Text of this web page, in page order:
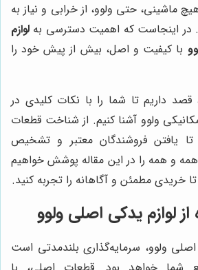
ماشینی، حتی ولوو، از خرابی و نیاز به
اینجاست که اهمیت دسترسی به لوازم
با کیفیت و اصل، بیش از پیش خود را
قصد داریم تا شما را با نکات کلیدی در
ولوو آشنا کنیم. از شناخت قطعات
یافتن فروشندگان معتبر و تشخیص
و همه را در این مقاله پوشش خواهیم
خریدی مطمئن و آگاهانه را تجربه کنید.
لوازم یدکی اصلی ولوو
اصلی ولوو، سرمایه‌گذاری بلندمدتی است